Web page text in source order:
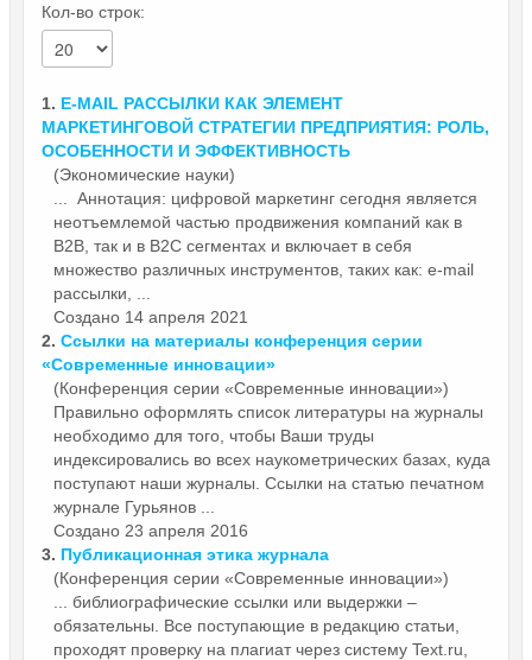
Кол-во строк:
1. E-MAIL РАССЫЛКИ КАК ЭЛЕМЕНТ
МАРКЕТИНГОВОЙ СТРАТЕГИИ ПРЕДПРИЯТИЯ: РОЛЬ,
ОСОБЕННОСТИ И ЭФФЕКТИВНОСТЬ
(Экономические науки)
... Аннотация: цифровой маркетинг сегодня является
неотъемлемой частью продвижения компаний как в
B2B, так и в B2C сегментах и включает в себя
множество различных инструментов, таких как: e-mail
рассылки
Создано 14 апреля 2021
2. Ссылки на материалы конференция серии
«Современные инновации»
(Конференция серии «Современные инновации»)
Правильно оформлять список литературы на журналы
необходимо для того, чтобы Ваши труды
индексировались во всех наукометрических базах, куда
поступают наши журналы. Ссылки на статью печатном
журнале Гурьянов ...
Создано 23 апреля 2016
3. Публикационная этика журнала
(Конференция серии «Современные инновации»)
... библиографические ссылки или выдержки –
обязательны. Все поступающие в редакцию статьи,
проходят проверку на плагиат через систему Text.ru,